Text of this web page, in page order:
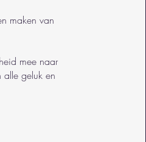
maken van
mee naar
geluk en